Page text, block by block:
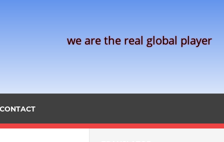
we are the real global player
CONTACT